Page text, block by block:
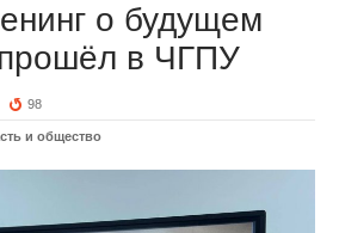
о будущем
прошёл в ЧГПУ
98
и общество